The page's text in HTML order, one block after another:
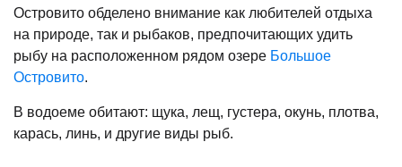
Островито обделено внимание как любителей отдыха
на природе, так и рыбаков, предпочитающих удить
рыбу на расположенном рядом озере Большое
Островито.
В водоеме обитают: щука, лещ, густера, окунь, плотва,
карась, линь, и другие виды рыб.